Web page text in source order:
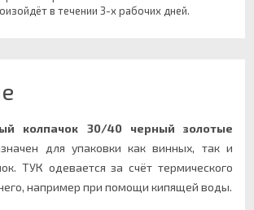
в течении 3-х рабочих дней.
колпачок
30/40 черный золотые
для упаковки как винных, так и
ТУК одевается за счёт термического
например при помощи кипящей воды.